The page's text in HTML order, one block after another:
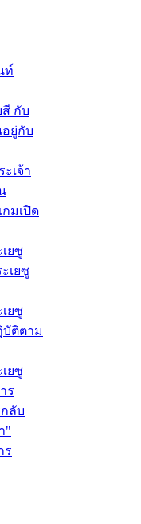
ท์
สี กับ
ยู่กับ
เจ้า
มเปิด
ยซู
เยซู
ยซู
บัติตาม
ยซู
ร
ลับ
"
ร